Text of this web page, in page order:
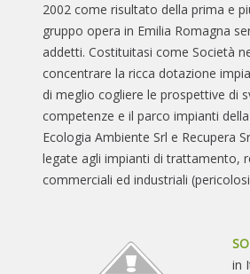
2002 come risultato della prima e
gruppo opera in Emilia Romagna
addetti. Costituitasi come Società
concentrare la ricca dotazione
di meglio cogliere le prospettive di
competenze e il parco impianti
Ecologia Ambiente Srl e Recupera
legate agli impianti di trattamento,
commerciali ed industriali
in